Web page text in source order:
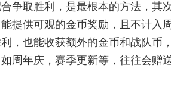
争取胜利，是最根本的方法，其
提供可观的金币奖励，且不计入
，也能收获额外的金币和战队币
周年庆，赛季更新等，往往会赠